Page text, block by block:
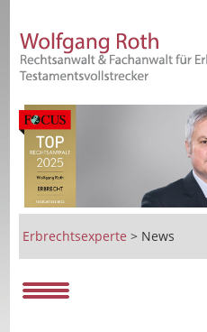
Erbrechtsexperte > News